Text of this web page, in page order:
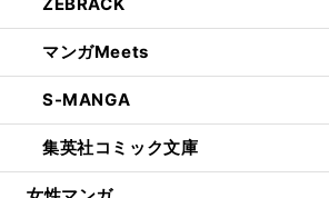
マンガMeets
S-MANGA
集英社コミック文庫